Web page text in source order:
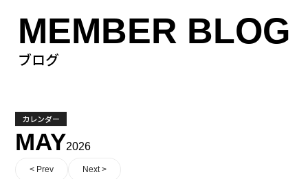
MEMBER BLOG
ブログ
カレンダー
MAY2026
< Prev Next >